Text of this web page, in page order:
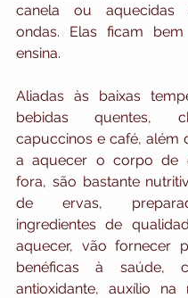
canela ou aquecidas
ondas. Elas ficam bem
ensina.
Aliadas às baixas
bebidas quentes,
capuccinos e café, além
a aquecer o corpo de
fora, são bastante
de ervas,
ingredientes de
aquecer, vão fornecer
benéficas à saúde,
antioxidante, auxílio na